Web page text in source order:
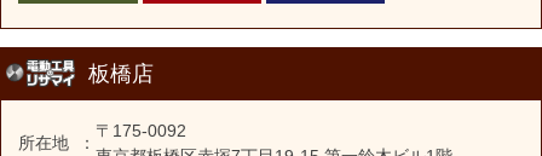
板橋店
所在地 ：
〒175-0092